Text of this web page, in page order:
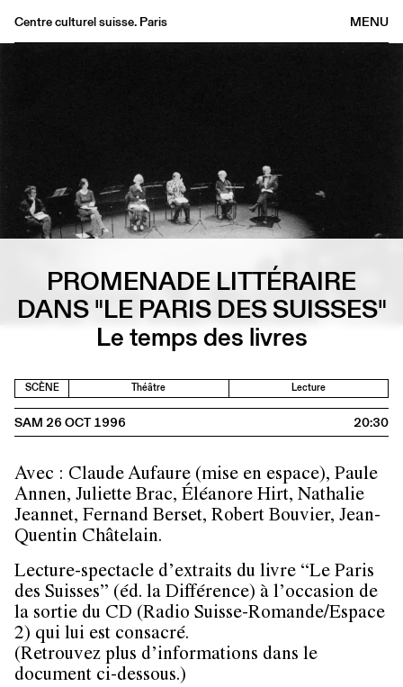
MENU
Centre culturel suisse. Paris
Éditions
Informations
PROMENADE LITTÉRAIRE
DANS "LE PARIS DES SUISSES"
Le temps des livres
SCÈNE Théâtre Lecture
SAM 26 OCT 1996 20:30
Avec : Claude Aufaure (mise en espace), Paule
Annen, Juliette Brac, Éléanore Hirt, Nathalie
Jeannet, Fernand Berset, Robert Bouvier, Jean-
Quentin Châtelain.
Lecture-spectacle d’extraits du livre “Le Paris
des Suisses” (éd. la Différence) à l’occasion de
la sortie du CD (Radio Suisse-Romande/Espace
2) qui lui est consacré.
(Retrouvez plus d’informations dans le
document ci-dessous.)